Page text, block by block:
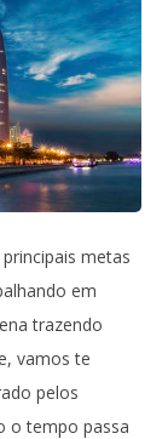
metas
em
trazendo
vamos te
pelos
o tempo passa